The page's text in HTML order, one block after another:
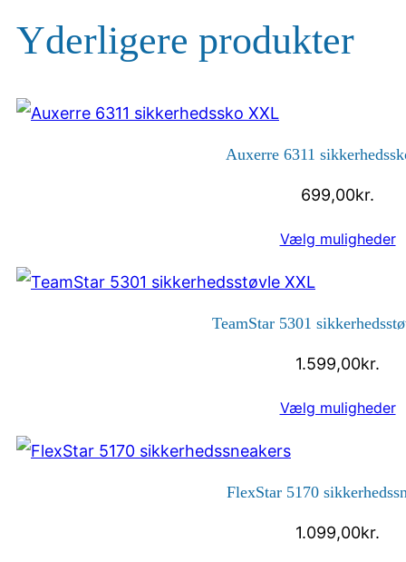
Yderligere produkter
Auxerre 6311
699,00kr.
Vælg muligheder
TeamStar 5301
1.599,00kr.
Vælg muligheder
FlexStar 5170
1.099,00kr.